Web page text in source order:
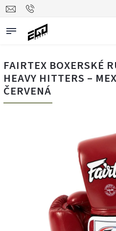
FAIRTEX BOXERSKÉ
HEAVY HITTERS –
ČERVENÁ